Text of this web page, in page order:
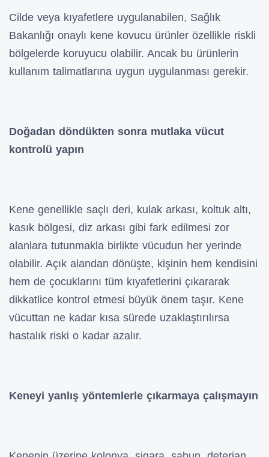
Cilde veya kıyafetlere uygulanabilen, Sağlık
Bakanlığı onaylı kene kovucu ürünler özellikle riskli
bölgelerde koruyucu olabilir. Ancak bu ürünlerin
kullanım talimatlarına uygun uygulanması gerekir.
Doğadan döndükten sonra mutlaka vücut
kontrolü yapın
Kene genellikle saçlı deri, kulak arkası, koltuk altı,
kasık bölgesi, diz arkası gibi fark edilmesi zor
alanlara tutunmakla birlikte vücudun her yerinde
olabilir. Açık alandan dönüşte, kişinin hem kendisini
hem de çocuklarını tüm kıyafetlerini çıkararak
dikkatlice kontrol etmesi büyük önem taşır. Kene
vücuttan ne kadar kısa sürede uzaklaştırılırsa
hastalık riski o kadar azalır.
Keneyi yanlış yöntemlerle çıkarmaya çalışmayın